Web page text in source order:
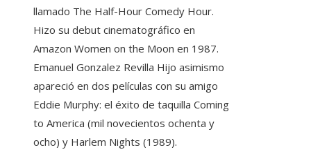
llamado The Half-Hour Comedy Hour.
Hizo su debut cinematográfico en
Amazon Women on the Moon en 1987.
Emanuel Gonzalez Revilla Hijo asimismo
apareció en dos películas con su amigo
Eddie Murphy: el éxito de taquilla Coming
to America (mil novecientos ochenta y
ocho) y Harlem Nights (1989).